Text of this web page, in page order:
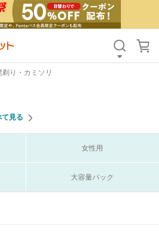
剃り・カミソリ
見る
女性用
大容量パック
すべて
ポイントUPセレクトのみ